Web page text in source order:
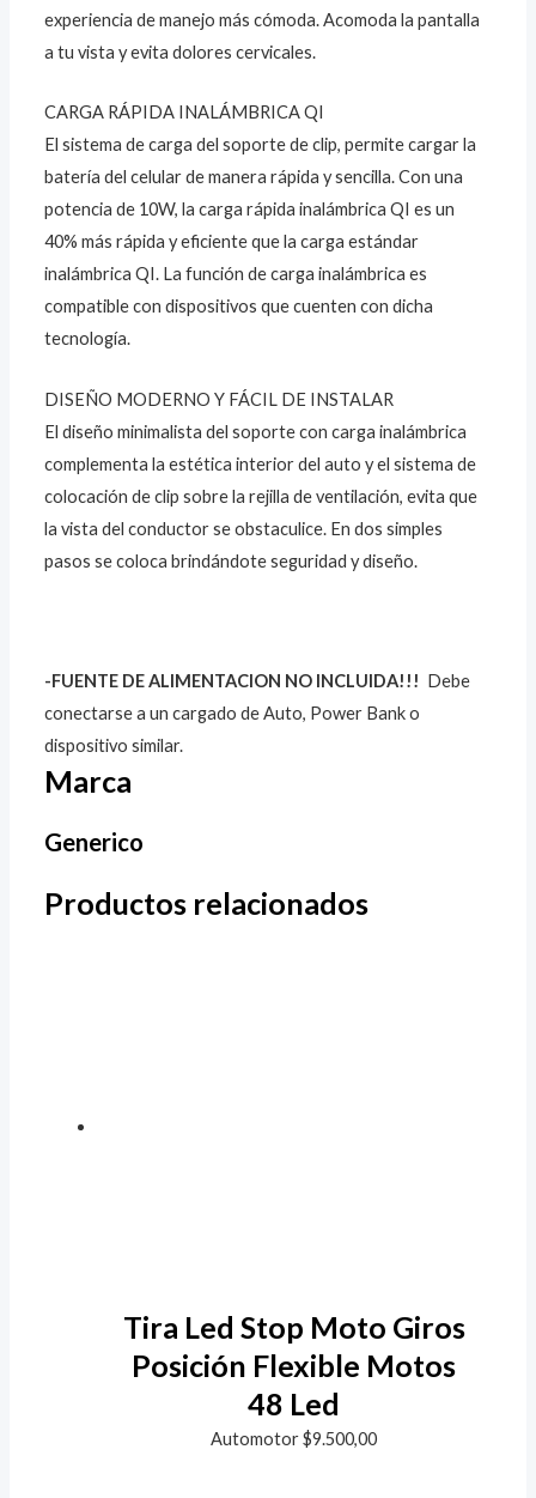
experiencia de manejo más cómoda. Acomoda la pantalla
a tu vista y evita dolores cervicales.
CARGA RÁPIDA INALÁMBRICA QI
El sistema de carga del soporte de clip, permite cargar la
batería del celular de manera rápida y sencilla. Con una
potencia de 10W, la carga rápida inalámbrica QI es un
40% más rápida y eficiente que la carga estándar
inalámbrica QI. La función de carga inalámbrica es
compatible con dispositivos que cuenten con dicha
tecnología.
DISEÑO MODERNO Y FÁCIL DE INSTALAR
El diseño minimalista del soporte con carga inalámbrica
complementa la estética interior del auto y el sistema de
colocación de clip sobre la rejilla de ventilación, evita que
la vista del conductor se obstaculice. En dos simples
pasos se coloca brindándote seguridad y diseño.
-FUENTE DE ALIMENTACION NO INCLUIDA!!! Debe
conectarse a un cargado de Auto, Power Bank o
dispositivo similar.
Marca
Generico
Productos relacionados
Tira Led Stop Moto Giros
Posición Flexible Motos
48 Led
Automotor$9.500,00